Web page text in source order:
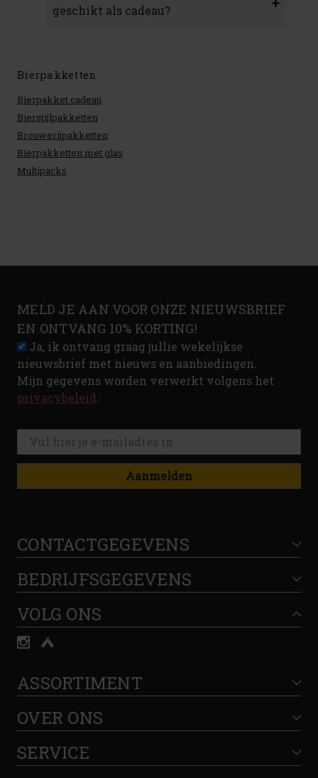
geschikt als cadeau?
Bierpakketten
Bierpakket cadeau
Bierstijlpakketten
Brouwerijpakketten
Bierpakketten met glas
Multipacks
MELD JE AAN VOOR ONZE NIEUWSBRIEF
EN ONTVANG 10% KORTING!
Ja, ik ontvang graag jullie wekelijkse
nieuwsbrief met nieuws en aanbiedingen.
Mijn gegevens worden verwerkt volgens het
privacybeleid
Aanmelden
CONTACTGEGEVENS
BEDRIJFSGEGEVENS
VOLG ONS
ASSORTIMENT
OVER ONS
SERVICE